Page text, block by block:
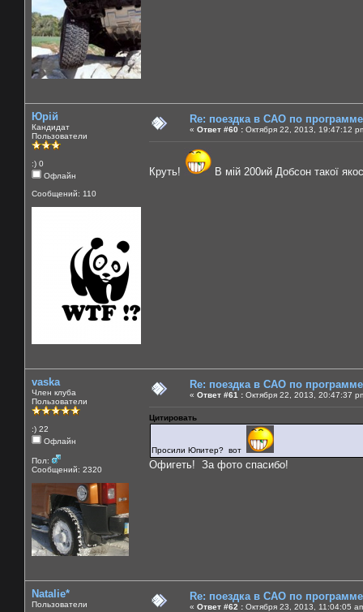
Юрій
Кандидат
Пользователи
:) 0
Офлайн
Сообщений: 110
Re: поездка в САО по
« Ответ #60 : Октября 22, 2013, 19:47:12
Круть! В мій 200ий Добсон такої
vaska
Член клуба
Пользователи
:) 22
Офлайн
Пол:
Сообщений: 2320
Re: поездка в САО по
« Ответ #61 : Октября 22, 2013, 20:47:37
Цитировать
Просили Юпитер? вот
Офигеть! За фото спасибо!
Natalie*
Пользователи
Re: поездка в САО по
« Ответ #62 : Октября 23, 2013, 11:04:05